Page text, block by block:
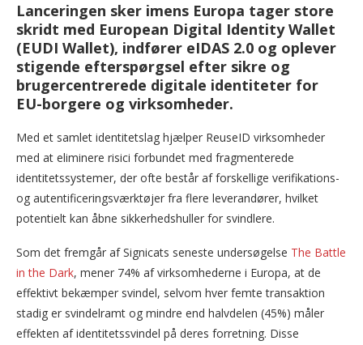
Lanceringen sker imens Europa tager store
skridt med European Digital Identity Wallet
(EUDI Wallet), indfører eIDAS 2.0 og oplever
stigende efterspørgsel efter sikre og
brugercentrerede digitale identiteter for
EU-borgere og virksomheder.
Med et samlet identitetslag hjælper ReuseID virksomheder
med at eliminere risici forbundet med fragmenterede
identitetssystemer, der ofte består af forskellige verifikations-
og autentificeringsværktøjer fra flere leverandører, hvilket
potentielt kan åbne sikkerhedshuller for svindlere.
Som det fremgår af Signicats seneste undersøgelse The Battle
in the Dark, mener 74% af virksomhederne i Europa, at de
effektivt bekæmper svindel, selvom hver femte transaktion
stadig er svindelramt og mindre end halvdelen (45%) måler
effekten af identitetssvindel på deres forretning. Disse